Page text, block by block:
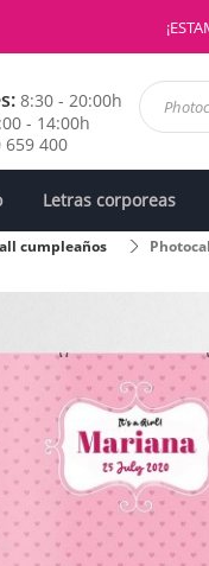
8:30 - 20:00h
- 14:00h
659 400
Letras corporeas
cumpleaños